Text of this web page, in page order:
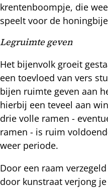
krentenboompje, die
speelt voor de
Legruimte geven
Het bijenvolk groeit
een toevloed van vers
bijen ruimte geven aan
hierbij een teveel aan
drie volle ramen -
ramen - is ruim
weer periode.
Door een raam
door kunstraat verjong